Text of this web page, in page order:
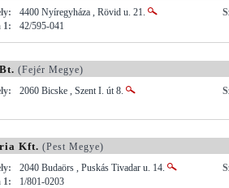
4400 Nyíregyháza , Rövid u. 21.
1:
42/595-041
(Fejér Megye)
2060 Bicske , Szent I. út 8.
Kft. (Pest Megye)
2040 Budaörs , Puskás Tivadar u. 14.
1:
1/801-0203